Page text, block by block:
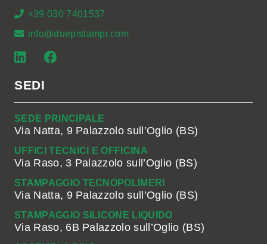
+39 030 7401537
info@duepistampi.com
SEDI
SEDE PRINCIPALE
Via Natta, 9 Palazzolo sull’Oglio (BS)
UFFICI TECNICI E OFFICINA
Via Raso, 3 Palazzolo sull’Oglio (BS)
STAMPAGGIO TECNOPOLIMERI
Via Natta, 9 Palazzolo sull’Oglio (BS)
STAMPAGGIO SILICONE LIQUIDO
Via Raso, 6B Palazzolo sull’Oglio (BS)